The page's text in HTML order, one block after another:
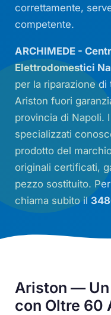
correttamente,
competente.
ARCHIMEDE -
Elettrodomestici
per la riparazione
Ariston fuori
provincia di Napoli.
specializzati
prodotto del
originali certificati,
pezzo sostituito.
chiama subito il
Ariston —
con Oltre 60